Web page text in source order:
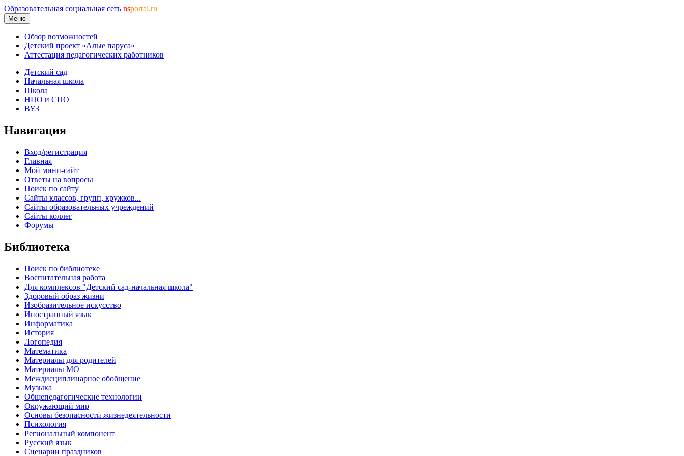
Образовательная социальная сеть nsportal.ru
Меню
Обзор возможностей
Детский проект «Алые паруса»
Аттестация педагогических работников
Детский сад
Начальная школа
Школа
НПО и СПО
ВУЗ
Навигация
Вход/регистрация
Главная
Мой мини-сайт
Ответы на вопросы
Поиск по сайту
Сайты классов, групп, кружков...
Сайты образовательных учреждений
Сайты коллег
Форумы
Библиотека
Поиск по библиотеке
Воспитательная работа
Для комплексов "Детский сад-начальная школа"
Здоровый образ жизни
Изобразительное искусство
Иностранный язык
Информатика
История
Логопедия
Математика
Материалы для родителей
Материалы МО
Междисциплинарное обобщение
Музыка
Общепедагогические технологии
Окружающий мир
Основы безопасности жизнедеятельности
Психология
Региональный компонент
Русский язык
Сценарии праздников